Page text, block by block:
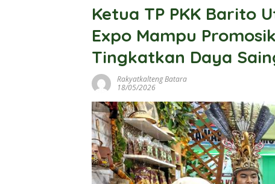
Ketua TP PKK Barito
Expo Mampu
Tingkatkan Daya
Rakyatkalteng Batara
18/05/2026